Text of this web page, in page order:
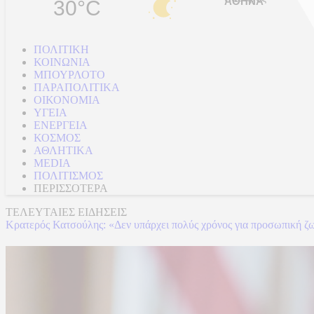
30°C
ΠΟΛΙΤΙΚΗ
ΚΟΙΝΩΝΙΑ
ΜΠΟΥΡΛΟΤΟ
ΠΑΡΑΠΟΛΙΤΙΚΑ
ΟΙΚΟΝΟΜΙΑ
ΥΓΕΙΑ
ΕΝΕΡΓΕΙΑ
ΚΟΣΜΟΣ
ΑΘΛΗΤΙΚΑ
MEDIA
ΠΟΛΙΤΙΣΜΟΣ
ΠΕΡΙΣΣΟΤΕΡΑ
ΤΕΛΕΥΤΑΙΕΣ ΕΙΔΗΣΕΙΣ
Κρατερός Κατσούλης: «Δεν υπάρχει πολύς χρόνος για προσωπική